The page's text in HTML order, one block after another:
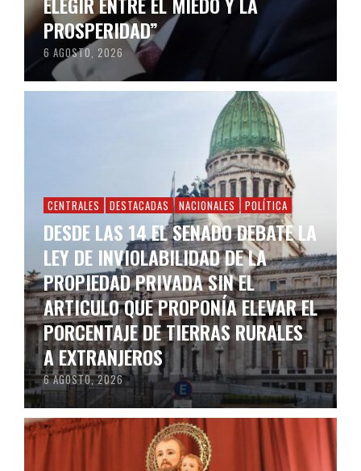
PROSPERIDAD”
6 AGOSTO, 2026
CENTRALES DESTACADAS NACIONALES POLÍTICA
DESDE LAS 14 EL SENADO DEBATE LA
LEY DE INVIOLABILIDAD DE LA
PROPIEDAD PRIVADA SIN EL
ARTICULO QUE PROPONÍA ELEVAR EL
PORCENTAJE DE TIERRAS RURALES
A EXTRANJEROS
6 AGOSTO, 2026